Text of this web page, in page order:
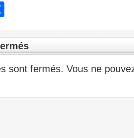
sont fermés. Vous ne